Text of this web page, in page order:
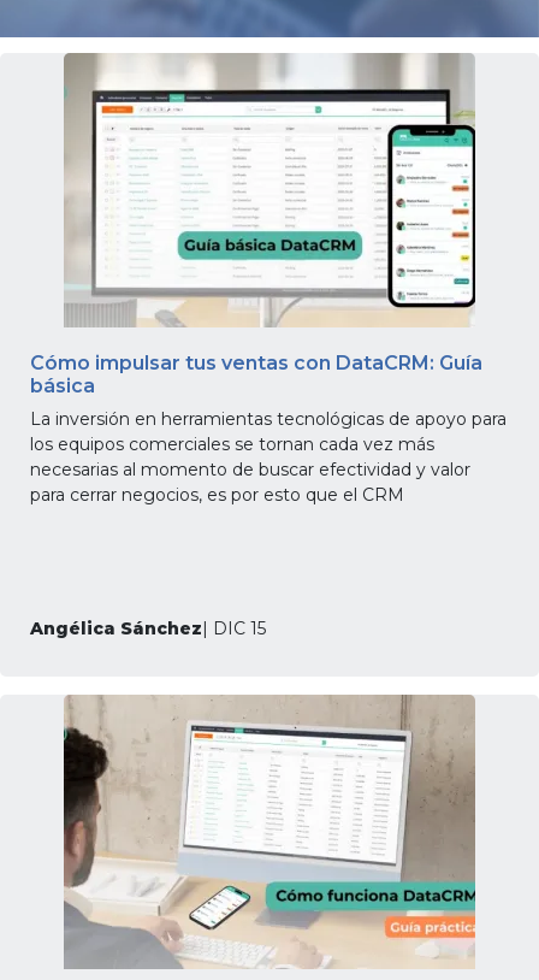
Iniciar
sesión
Cómo impulsar tus ventas con DataCRM: Guía
básica
La inversión en herramientas tecnológicas de apoyo para
los equipos comerciales se tornan cada vez más
necesarias al momento de buscar efectividad y valor
para cerrar negocios, es por esto que el CRM
Angélica Sánchez| DIC 15